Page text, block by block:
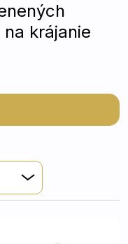
krájanie